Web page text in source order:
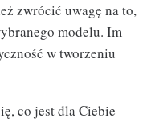
zwrócić uwagę na to,
modelu. Im
w tworzeniu
co jest dla Ciebie